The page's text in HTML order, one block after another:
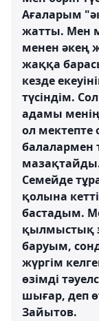
Ағаларым
жатты. Мен
менен әкең
жаққа
кезде
түсіндім.
адамы
ол мектепте
балалармен
Семейде
қолына
бастадым.
қылмыстық
баруым,
жүргім
өзімді
шығар, деп
Зайытов.